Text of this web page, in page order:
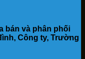
bán và phân phối
Công ty, Trường